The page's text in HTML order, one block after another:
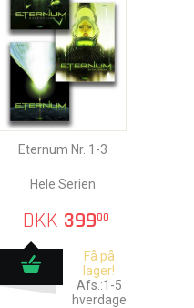
Eternum Nr. 1-3
Hele Serien
DKK 39900
Få på
lager!
Afs.:1-5
hverdage